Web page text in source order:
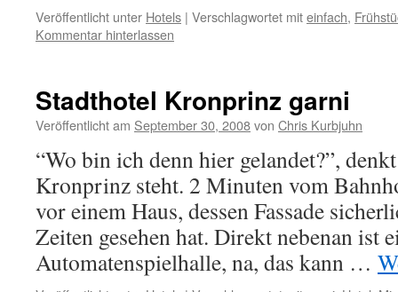
Veröffentlicht unter Hotels | Verschlagwortet miteinfach,
Kommentar hinterlassen
Stadthotel Kronprinz garni
Veröffentlicht am September 30, 2008von Chris Kurbjuhn
“Wo bin ich denn hier gelandet?”,
Kronprinz steht. 2 Minuten vom
vor einem Haus, dessen Fassade
Zeiten gesehen hat. Direkt nebenan ist
Automatenspielhalle, na, das kann …